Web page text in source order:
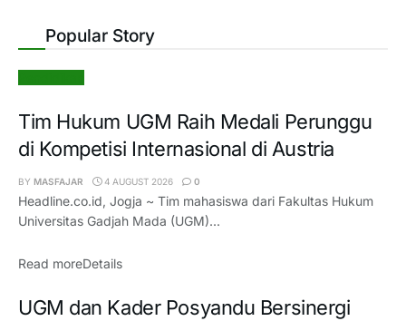
Popular Story
Tim Hukum UGM Raih Medali Perunggu
di Kompetisi Internasional di Austria
BY MASFAJAR 4 AUGUST 2026 0
Headline.co.id, Jogja ~ Tim mahasiswa dari Fakultas Hukum
Universitas Gadjah Mada (UGM)...
Read moreDetails
UGM dan Kader Posyandu Bersinergi